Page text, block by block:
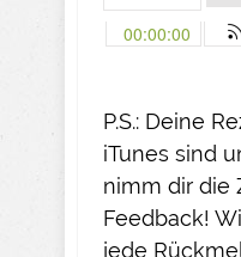
P.S.: Deine
iTunes sind
nimm dir die
Feedback!
jede